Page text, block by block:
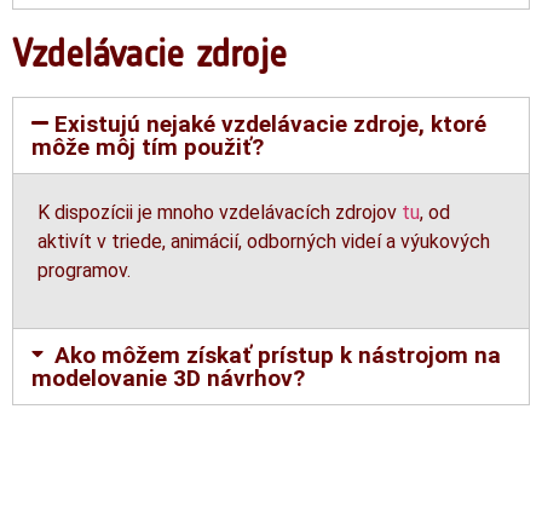
Vzdelávacie zdroje
Existujú nejaké vzdelávacie zdroje, ktoré
môže môj tím použiť?
K dispozícii je mnoho vzdelávacích zdrojov tu, od
aktivít v triede, animácií, odborných videí a výukových
programov.
Ako môžem získať prístup k nástrojom na
modelovanie 3D návrhov?